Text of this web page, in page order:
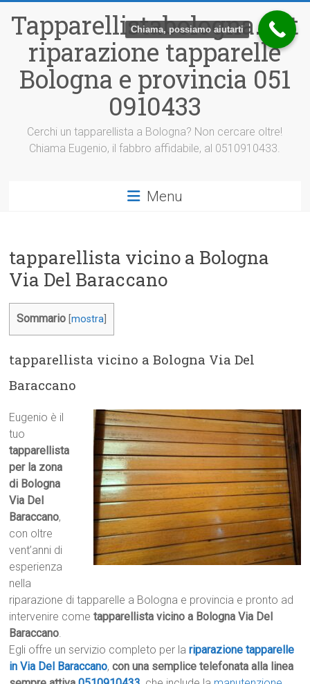
contenuto
Tapparellistabologna.net
riparazione tapparelle
Bologna e provincia 051
0910433
Cerchi un tapparellista a Bologna? Non cercare oltre!
Chiama Eugenio, il fabbro affidabile, al 0510910433.
Menu
tapparellista vicino a Bologna
Via Del Baraccano
Sommario [mostra
tapparellista vicino a Bologna Via Del
Baraccano
Eugenio è il
tuo
tapparellista
per la zona
di Bologna
Via Del
Baraccano,
con oltre
vent’anni di
esperienza
nella
riparazione di tapparelle a Bologna e provincia e pronto ad
intervenire cometapparellista vicino a Bologna Via Del
Baraccano.
Egli offre un servizio completo per lariparazione tapparelle
in Via Del Baraccano, con una semplice telefonata alla linea
Chiama, possiamo aiutarti